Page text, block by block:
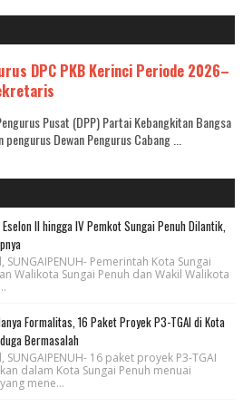
DPC PKB Kerinci Periode 2026–
Pusat (DPP) Partai Kebangkitan Bangsa
Dewan Pengurus Cabang ...
II hingga IV Pemkot Sungai Penuh Dilantik,
SUNGAIPENUH- Pemerintah Kota Sungai
Walikota Sungai Penuh dan Wakil Walikota
Formalitas, 16 Paket Proyek P3-TGAI di Kota
Bermasalah
SUNGAIPENUH- 16 paket proyek P3-TGAI
dalam Kota Sungai Penuh menuai
mene...